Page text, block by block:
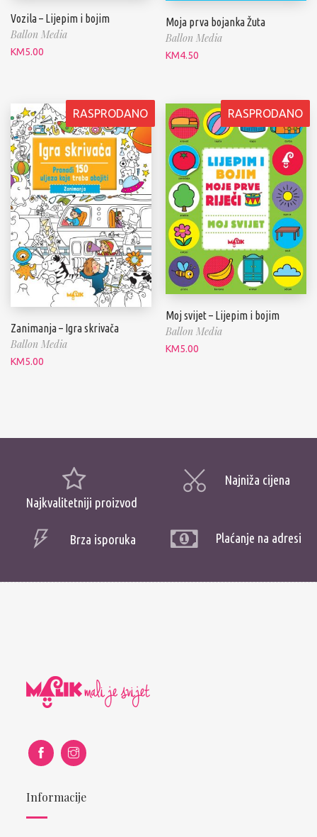
Vozila – Lijepim i bojim
Ballon Media
KM5.00
Moja prva bojanka Žuta
Ballon Media
KM4.50
RASPRODANO
Zanimanja – Igra skrivača
Ballon Media
KM5.00
RASPRODANO
Moj svijet – Lijepim i bojim
Ballon Media
KM5.00
Najkvalitetniji proizvod
Najniža cijena
Brza isporuka Plaćanje na adresi
Informacije